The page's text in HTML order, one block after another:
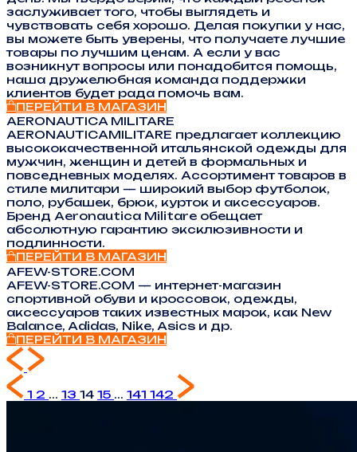
заслуживает того, чтобы выглядеть и
чувствовать себя хорошо. Делая покупки у нас,
вы можете быть уверены, что получаете лучшие
товары по лучшим ценам. А если у вас
возникнут вопросы или понадобится помощь,
наша дружелюбная команда поддержки
клиентов будет рада помочь вам.
ПЕРЕЙТИ В МАГАЗИН
AERONAUTICA MILITARE
AERONAUTICAMILITARE предлагает коллекцию
высококачественной итальянской одежды для
мужчин, женщин и детей в формальных и
повседневных моделях. Ассортимент товаров в
стиле милитари — широкий выбор футболок,
поло, рубашек, брюк, курток и аксессуаров.
Бренд Aeronautica Militare обещает
абсолютную гарантию эксклюзивности и
подлинности.
ПЕРЕЙТИ В МАГАЗИН
AFEW-STORE.COM
AFEW-STORE.COM — интернет-магазин
спортивной обуви и кроссовок, одежды,
аксессуаров таких известных марок, как New
Balance, Adidas, Nike, Asics и др.
ПЕРЕЙТИ В МАГАЗИН
1 2 ... 13 14 15 ... 141 142